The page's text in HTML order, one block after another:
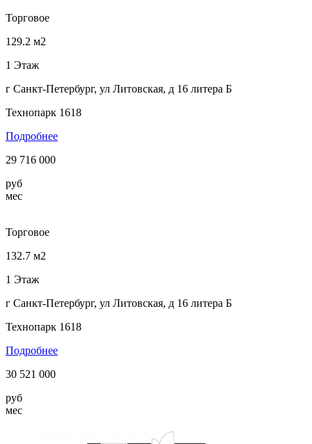
Торговое
129.2 м2
1 Этаж
г Санкт-Петербург, ул Литовская, д 16 литера Б
Технопарк 1618
Подробнее
29 716 000
руб
мес
Торговое
132.7 м2
1 Этаж
г Санкт-Петербург, ул Литовская, д 16 литера Б
Технопарк 1618
Подробнее
30 521 000
руб
мес